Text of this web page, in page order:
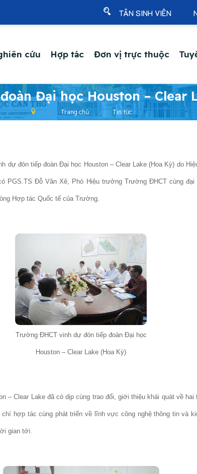
TÂN SINH VIÊN
cứu Hợp tác Đơn vị trực thuộc
Đại học Houston – Clear
Trang chủ Tin tức
dự đón tiếp đoàn Đại học Houston – Clear Lake (Hoa Kỳ) do
PGS.TS Đỗ Văn Xê, Phó Hiệu trưởng Trường ĐHCT cùng
Hợp tác Quốc tế của Trường.
Trường ĐHCT vinh dự đón tiếp đoàn Đại học
Houston – Clear Lake (Hoa Kỳ)
– Clear Lake đã có dịp cùng trao đổi, giới thiệu khái quát về
hợp tác cùng phát triển về lĩnh vực công nghệ thông tin và
gian tới.